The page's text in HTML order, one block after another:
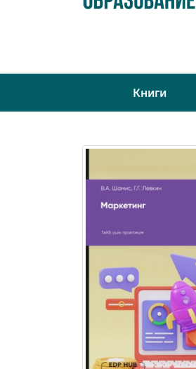
Книги